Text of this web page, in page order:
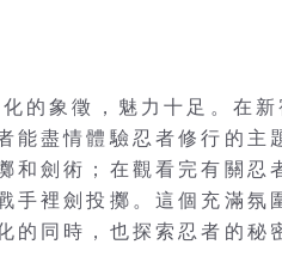
的象徵，魅力十足。在
能盡情體驗忍者修行的主
和劍術；在觀看完有關忍
手裡劍投擲。這個充滿氛
的同時，也探索忍者的秘